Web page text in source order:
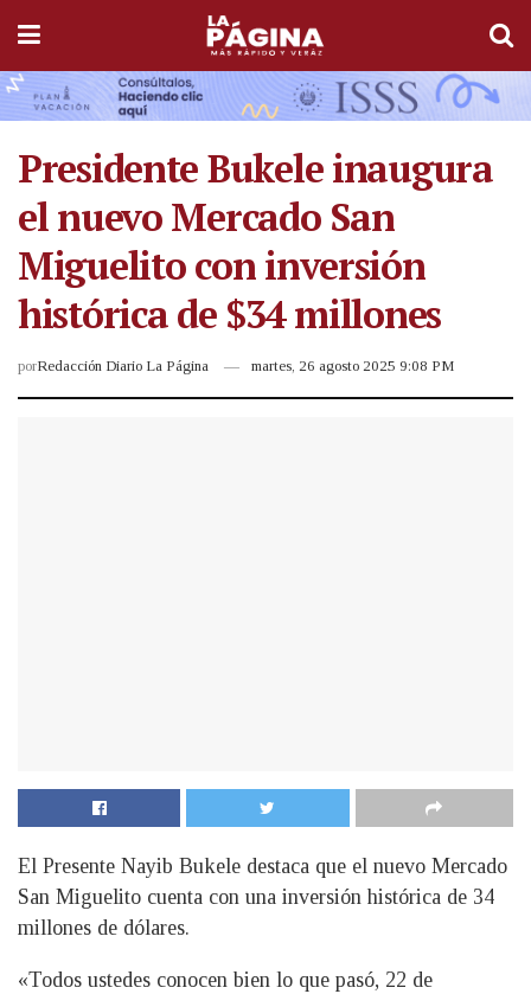
Presidente Bukele inaugura
el nuevo Mercado San
Miguelito con inversión
histórica de $34 millones
porRedacción Diario La Página martes, 26 agosto 2025 9:08 PM
El Presente Nayib Bukele destaca que el nuevo Mercado
San Miguelito cuenta con una inversión histórica de 34
millones de dólares.
«Todos ustedes conocen bien lo que pasó, 22 de